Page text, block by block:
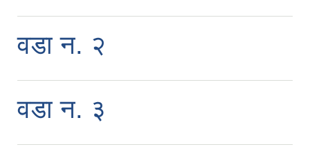
वडा न. २
वडा न. ३